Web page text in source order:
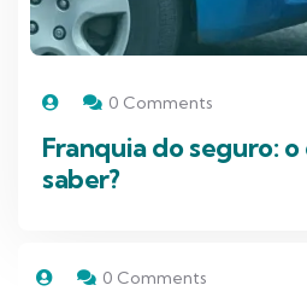
0 Comments
Franquia do seguro:
saber?
0 Comments